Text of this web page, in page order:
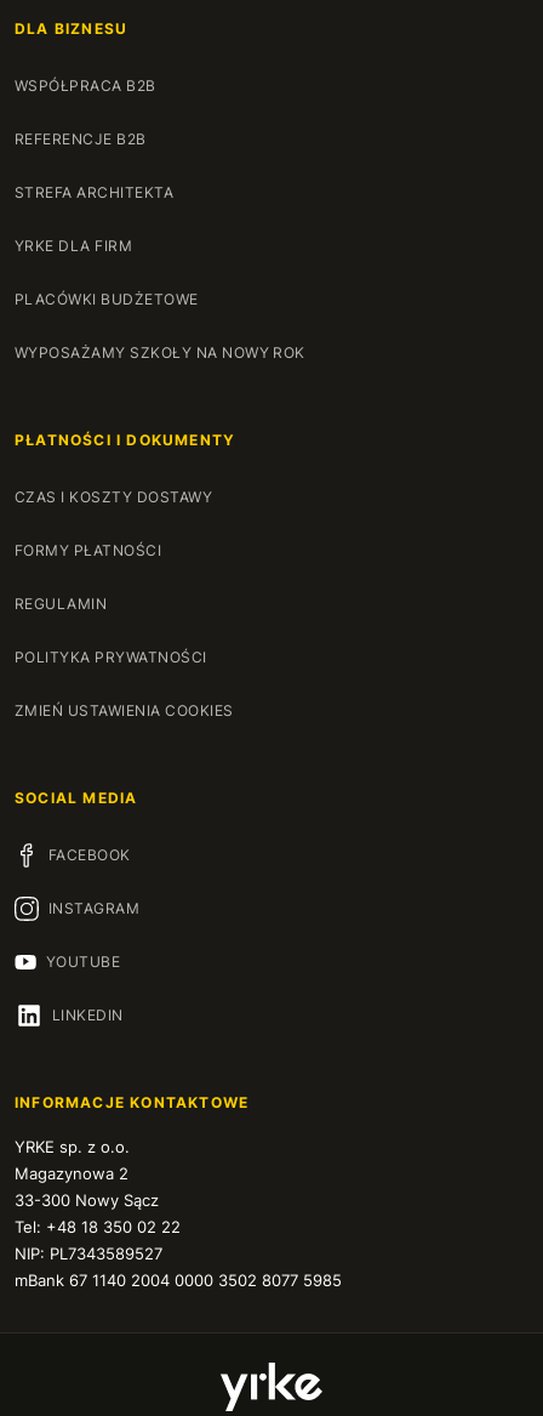
DLA BIZNESU
WSPÓŁPRACA B2B
REFERENCJE B2B
STREFA ARCHITEKTA
YRKE DLA FIRM
PLACÓWKI BUDŻETOWE
WYPOSAŻAMY SZKOŁY NA NOWY ROK
PŁATNOŚCI I DOKUMENTY
CZAS I KOSZTY DOSTAWY
FORMY PŁATNOŚCI
REGULAMIN
POLITYKA PRYWATNOŚCI
ZMIEŃ USTAWIENIA COOKIES
SOCIAL MEDIA
FACEBOOK
INSTAGRAM
YOUTUBE
LINKEDIN
INFORMACJE KONTAKTOWE
YRKE sp. z o.o.
Magazynowa 2
33-300 Nowy Sącz
Tel: +48 18 350 02 22
NIP: PL7343589527
mBank 67 1140 2004 0000 3502 8077 5985